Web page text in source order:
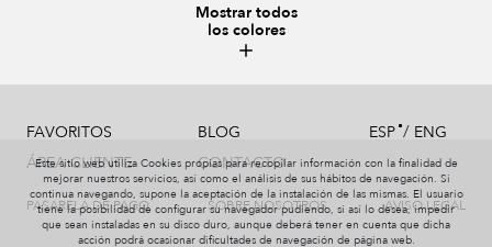
991 PLATA 999 NEGRO 002 BEIGE 440 PISTACHO
Mostrar todos
los colores
FAVORITOS
ÁREA CLIENTE
BLOG
CONTACTO
ESP/ ENG
PASARELA DE PAGO SOBRE NOSOTROS AVISO LEGAL
Este sitio web utiliza Cookies propias para recopilar información con la finalidad de
mejorar nuestros servicios, así como el análisis de sus hábitos de navegación. Si
continua navegando, supone la aceptación de la instalación de las mismas. El usuario
tiene la posibilidad de configurar su navegador pudiendo, si así lo desea, impedir
que sean instaladas en su disco duro, aunque deberá tener en cuenta que dicha
acción podrá ocasionar dificultades de navegación de página web.